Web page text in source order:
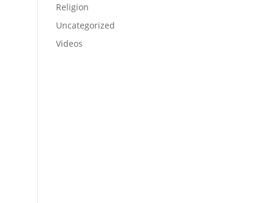
Religion
Uncategorized
Videos